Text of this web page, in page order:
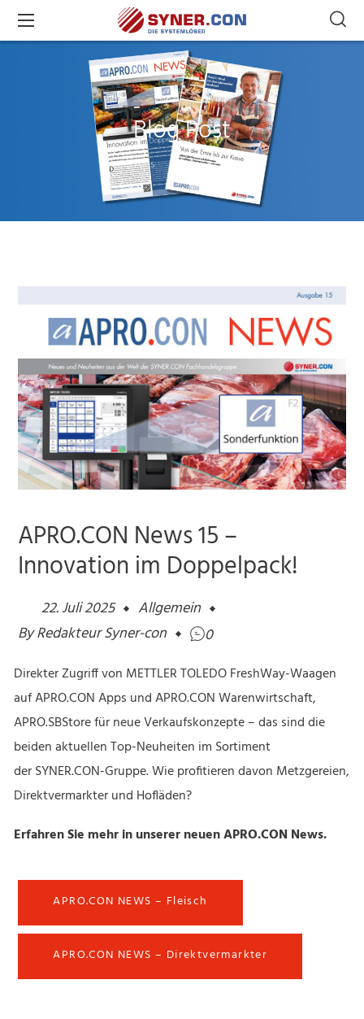
Blog Post
APRO.CON News 15 –
Innovation im Doppelpack!
22. Juli 2025
Allgemein
ByRedakteur Syner-con 0
Direkter Zugriff von METTLER TOLEDO FreshWay-Waagen
auf APRO.CON Apps und APRO.CON Warenwirtschaft,
APRO.SBStore für neue Verkaufskonzepte – das sind die
beiden aktuellen Top-Neuheiten im Sortiment
der SYNER.CON-Gruppe. Wie profitieren davon Metzgereien,
Direktvermarkter und Hofläden?
Erfahren Sie mehr in unserer neuen APRO.CON News.
APRO.CON NEWS – Fleisch
APRO.CON NEWS – Direktvermarkter